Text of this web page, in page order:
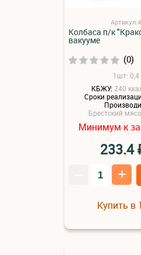
Колбаса п/к
вакууме
(0)
1шт: 0,4
КБЖУ: 240
Сроки
Брестский
Минимум к
233.4
+
Купить в